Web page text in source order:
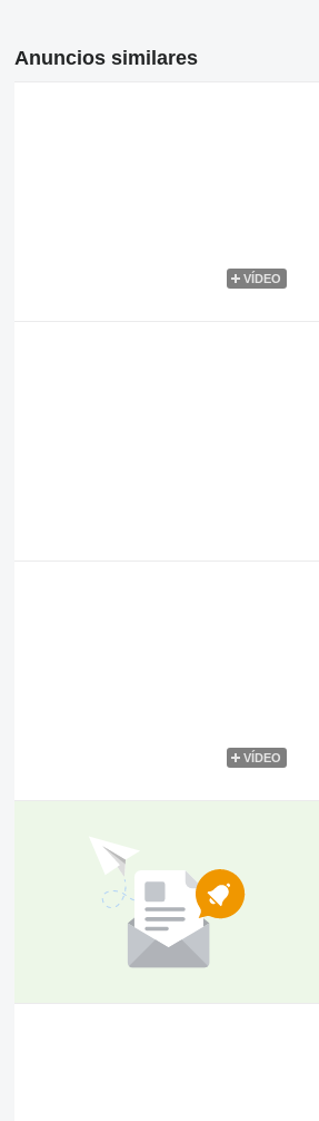
Anuncios similares
VÍDEO
VÍDEO